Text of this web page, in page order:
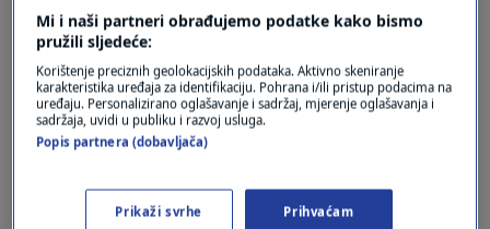
prije 12 mjeseci
zztop
I svi da jedu plazma kekse , xaxaxaxaxa
Mi i naši partneri obrađujemo podatke kako bismo
pružili sljedeće:
Korištenje preciznih geolokacijskih podataka. Aktivno skeniranje
karakteristika uređaja za identifikaciju. Pohrana i/ili pristup podacima na
uređaju. Personalizirano oglašavanje i sadržaj, mjerenje oglašavanja i
sadržaja, uvidi u publiku i razvoj usluga.
Popis partnera (dobavljača)
Prikaži svrhe Prihvaćam